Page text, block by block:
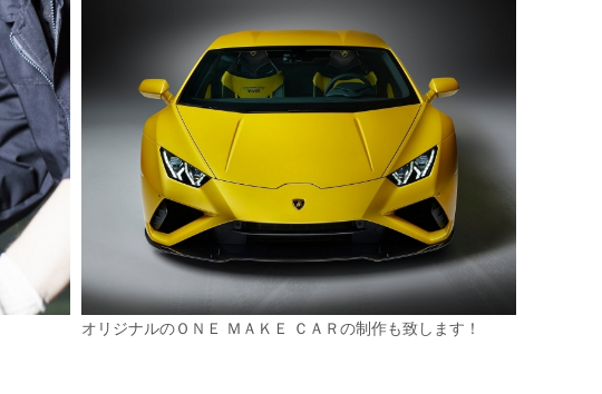
オリジナルのＯＮＥ ＭＡＫＥ ＣＡＲの制作も致します！